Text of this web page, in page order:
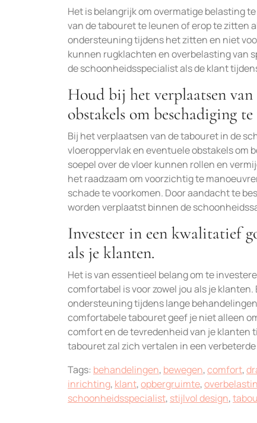
Het is belangrijk om overmatige belasting
van de tabouret te leunen of erop te zitten
ondersteuning tijdens het zitten en niet
kunnen rugklachten en overbelasting van
de schoonheidsspecialist als de klant
Houd bij het verplaatsen
obstakels om beschadiging
Bij het verplaatsen van de tabouret in de
vloeroppervlak en eventuele obstakels om
soepel over de vloer kunnen rollen en
het raadzaam om voorzichtig te
schade te voorkomen. Door aandacht te
worden verplaatst binnen de
Investeer in een kwalitatief
als je klanten.
Het is van essentieel belang om te
comfortabel is voor zowel jou als je
ondersteuning tijdens lange
comfortabele tabouret geef je niet alleen
comfort en de tevredenheid van je klanten
tabouret zal zich vertalen in een
Tags: behandelingen, bewegen,comfort,
inrichting, klant,opbergruimte,
schoonheidsspecialist, stijlvol design,